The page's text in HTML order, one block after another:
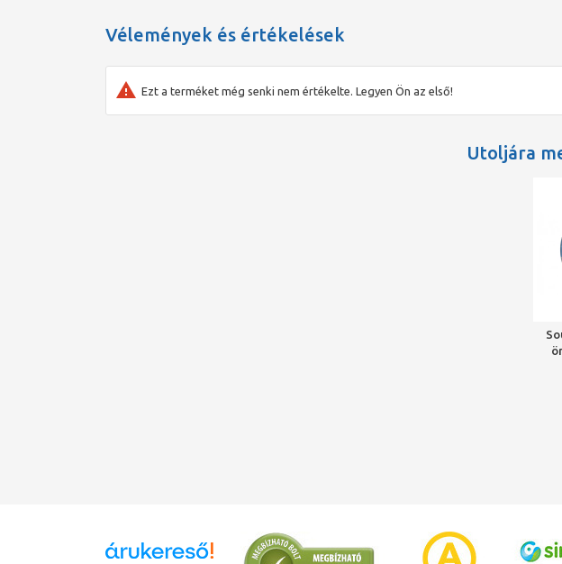
Vélemények és értékelések
Ezt a terméket még senki nem értékelte. Legyen Ön az első!
Utoljára